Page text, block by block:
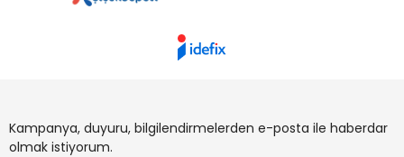
Kampanya, duyuru, bilgilendirmelerden e-posta ile haberdar
olmak istiyorum.